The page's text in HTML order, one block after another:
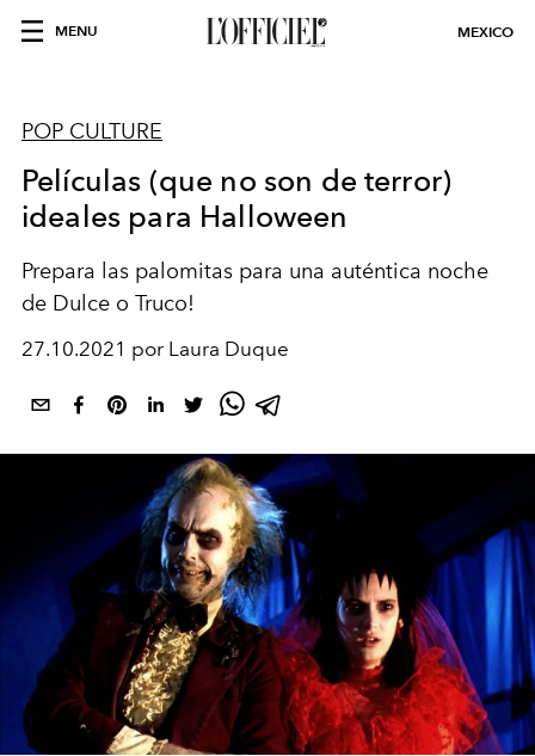
MENU MEXICO
POP CULTURE
Películas (que no son de terror)
ideales para Halloween
Prepara las palomitas para una auténtica noche
de Dulce o Truco!
27.10.2021 por Laura Duque